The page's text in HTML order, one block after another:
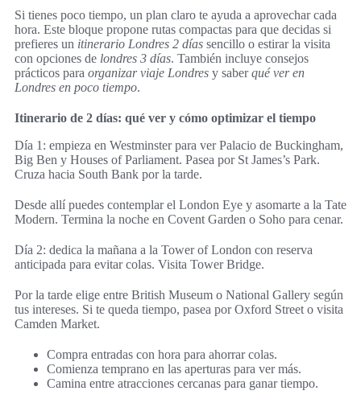
Si tienes poco tiempo, un plan claro te ayuda a aprovechar cada
hora. Este bloque propone rutas compactas para que decidas si
prefieres un itinerario Londres 2 días sencillo o estirar la visita
con opciones de londres 3 días. También incluye consejos
prácticos para organizar viaje Londres y saberqué ver en
Londres en poco tiempo.
Itinerario de 2 días: qué ver y cómo optimizar el tiempo
Día 1: empieza en Westminster para ver Palacio de Buckingham,
Big Ben y Houses of Parliament. Pasea por St James’s Park.
Cruza hacia South Bank por la tarde.
Desde allí puedes contemplar el London Eye y asomarte a la Tate
Modern. Termina la noche en Covent Garden o Soho para cenar.
Día 2: dedica la mañana a la Tower of London con reserva
anticipada para evitar colas. Visita Tower Bridge.
Por la tarde elige entre British Museum o National Gallery según
tus intereses. Si te queda tiempo, pasea por Oxford Street o visita
Camden Market.
Compra entradas con hora para ahorrar colas.
Comienza temprano en las aperturas para ver más.
Camina entre atracciones cercanas para ganar tiempo.